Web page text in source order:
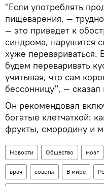
"Если употреблять
пищеварения, —
— это приведет к
синдрома, нарушится
хуже перевариваться.
будем переваривать
учитывая, что сам
бессонницу", — сказал
Он рекомендовал
богатые клетчаткой:
фрукты, смородину и
Новости Общество мозг
врач советы В мире